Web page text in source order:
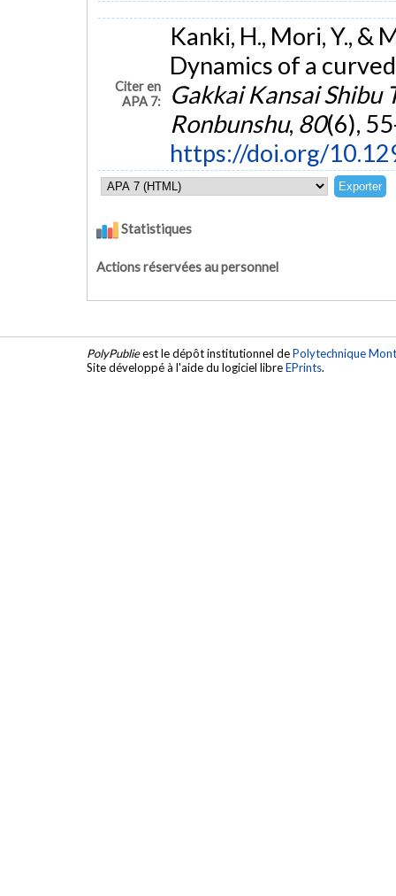
Citer en
APA 7:
Kanki, H., Mori, Y., &
Dynamics of a
Gakkai Kansai Shibu
Ronbunshu, 80(6),
https://doi.org/
Statistiques
Actions réservées au personnel
PolyPublieest le dépôt institutionnel dePolytechnique
Site développé à l'aide du logiciel libreEPrints.